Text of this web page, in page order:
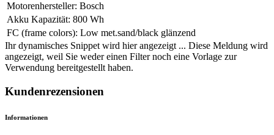
Motorenhersteller: Bosch
Akku Kapazität: 800 Wh
FC (frame colors): Low met.sand/black glänzend
Ihr dynamisches Snippet wird hier angezeigt ... Diese Meldung wird
angezeigt, weil Sie weder einen Filter noch eine Vorlage zur
Verwendung bereitgestellt haben.
Kundenrezensionen
Informationen